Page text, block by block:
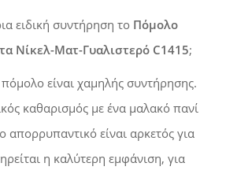
ειδική συντήρηση το Πόμολο
Νίκελ-Ματ-Γυαλιστερό C1415;
είναι χαμηλής συντήρησης.
καθαρισμός με ένα μαλακό πανί
απορρυπαντικό είναι αρκετός για
η καλύτερη εμφάνιση, για